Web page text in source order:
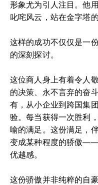
形象尤为引人注目。他
叱咤风云，站在金字塔
这样的成功不仅仅是一
的深刻探讨。
这位商人身上有着令人
的决策、永不言弃的奋
有，从小企业到跨国集
验。每当获得一次胜利
喻的满足。这份满足，
变成某种程度的骄傲——
优越感。
这份骄傲并非纯粹的自